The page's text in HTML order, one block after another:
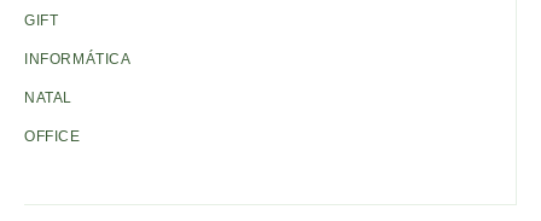
GIFT
INFORMÁTICA
NATAL
OFFICE